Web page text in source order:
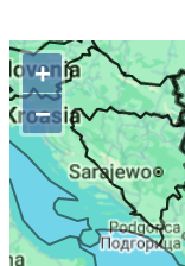
+
−